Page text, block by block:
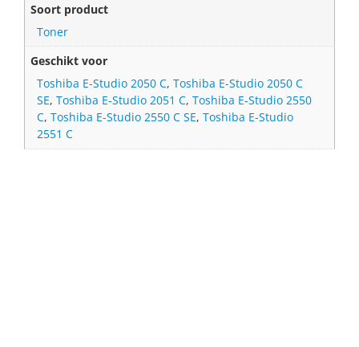
Soort product
Toner
Geschikt voor
Toshiba E-Studio 2050 C,Toshiba E-Studio 2050 C
SE,Toshiba E-Studio 2051 C,Toshiba E-Studio 2550
C,Toshiba E-Studio 2550 C SE,Toshiba E-Studio
2551 C